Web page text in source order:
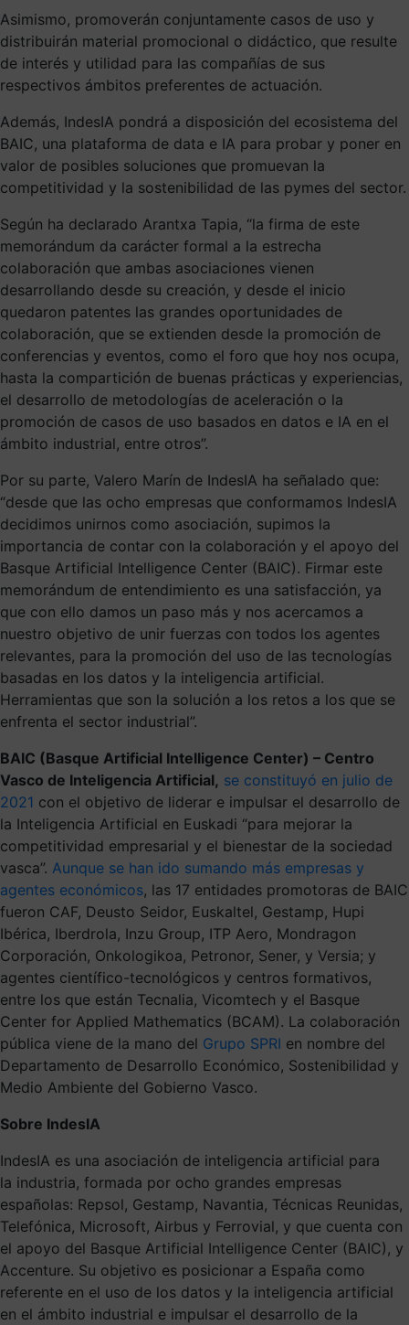
Asimismo, promoverán conjuntamente casos de uso y
distribuirán material promocional o didáctico, que resulte
de interés y utilidad para las compañías de sus
respectivos ámbitos preferentes de actuación.
Además, IndesIA pondrá a disposición del ecosistema del
BAIC, una plataforma de data e IA para probar y poner en
valor de posibles soluciones que promuevan la
competitividad y la sostenibilidad de las pymes del sector.
Según ha declarado Arantxa Tapia, “la firma de este
memorándum da carácter formal a la estrecha
colaboración que ambas asociaciones vienen
desarrollando desde su creación, y desde el inicio
quedaron patentes las grandes oportunidades de
colaboración, que se extienden desde la promoción de
conferencias y eventos, como el foro que hoy nos ocupa,
hasta la compartición de buenas prácticas y experiencias,
el desarrollo de metodologías de aceleración o la
promoción de casos de uso basados en datos e IA en el
ámbito industrial, entre otros”.
Por su parte, Valero Marín de IndesIA ha señalado que:
“desde que las ocho empresas que conformamos IndesIA
decidimos unirnos como asociación, supimos la
importancia de contar con la colaboración y el apoyo del
Basque Artificial Intelligence Center (BAIC). Firmar este
memorándum de entendimiento es una satisfacción, ya
que con ello damos un paso más y nos acercamos a
nuestro objetivo de unir fuerzas con todos los agentes
relevantes, para la promoción del uso de las tecnologías
basadas en los datos y la inteligencia artificial.
Herramientas que son la solución a los retos a los que se
enfrenta el sector industrial”.
BAIC (Basque Artificial Intelligence Center) – Centro
Vasco de Inteligencia Artificial, se constituyó en julio de
2021 con el objetivo de liderar e impulsar el desarrollo de
la Inteligencia Artificial en Euskadi “para mejorar la
competitividad empresarial y el bienestar de la sociedad
vasca”. Aunque se han ido sumando más empresas y
agentes económicos, las 17 entidades promotoras de BAIC
fueron CAF, Deusto Seidor, Euskaltel, Gestamp, Hupi
Ibérica, Iberdrola, Inzu Group, ITP Aero, Mondragon
Corporación, Onkologikoa, Petronor, Sener, y Versia; y
agentes científico-tecnológicos y centros formativos,
entre los que están Tecnalia, Vicomtech y el Basque
Center for Applied Mathematics (BCAM). La colaboración
pública viene de la mano del Grupo SPRI en nombre del
Departamento de Desarrollo Económico, Sostenibilidad y
Medio Ambiente del Gobierno Vasco.
Sobre IndesIA
IndesIA es una asociación de inteligencia artificial para
la industria, formada por ocho grandes empresas
españolas: Repsol, Gestamp, Navantia, Técnicas Reunidas,
Telefónica, Microsoft, Airbus y Ferrovial, y que cuenta con
el apoyo del Basque Artificial Intelligence Center (BAIC), y
Accenture. Su objetivo es posicionar a España como
referente en el uso de los datos y la inteligencia artificial
en el ámbito industrial e impulsar el desarrollo de la